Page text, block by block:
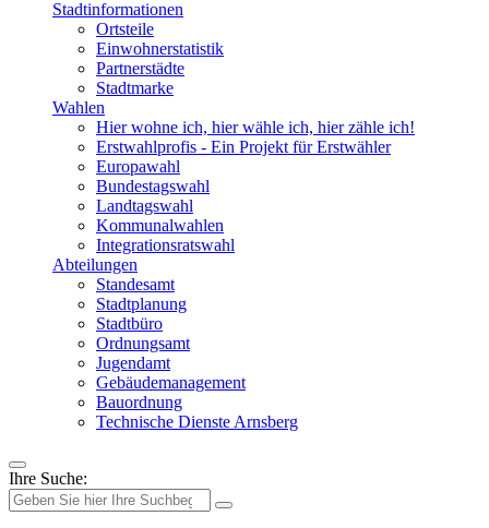
Stadtinformationen
Ortsteile
Einwohnerstatistik
Partnerstädte
Stadtmarke
Wahlen
Hier wohne ich, hier wähle ich, hier zähle ich!
Erstwahlprofis - Ein Projekt für Erstwähler
Europawahl
Bundestagswahl
Landtagswahl
Kommunalwahlen
Integrationsratswahl
Abteilungen
Standesamt
Stadtplanung
Stadtbüro
Ordnungsamt
Jugendamt
Gebäudemanagement
Bauordnung
Technische Dienste Arnsberg
Ihre Suche: